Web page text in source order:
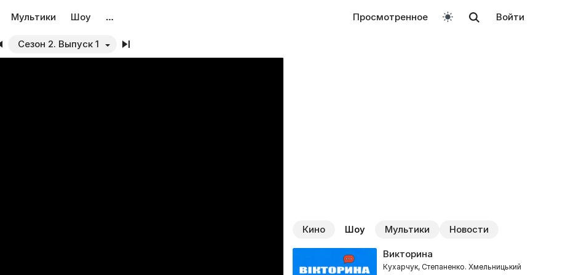
Мультики Шоу … Просмотренное Войти
Сезон 2. Выпуск 1
Кино Шоу Мультики Новости
Викторина
Кухарчук, Степаненко. Хмельницький